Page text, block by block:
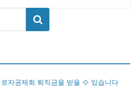
검색
자공제회 퇴직금을 받을 수 있습니다